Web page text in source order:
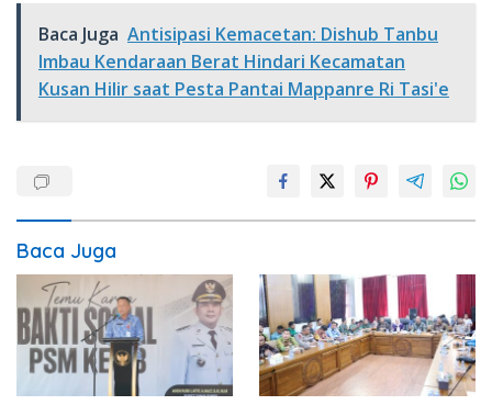
Baca Juga Antisipasi Kemacetan: Dishub Tanbu
Imbau Kendaraan Berat Hindari Kecamatan
Kusan Hilir saat Pesta Pantai Mappanre Ri Tasi'e
Baca Juga